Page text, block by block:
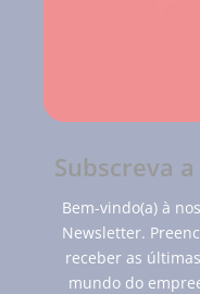
Subscreva
Bem-vindo(a) à
Newsletter.
receber as
mundo do